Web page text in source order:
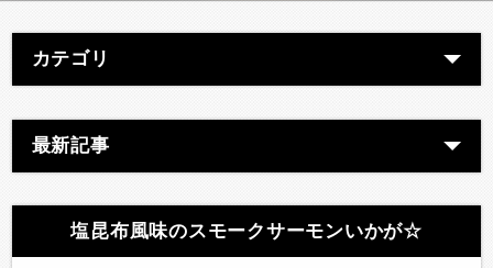
カテゴリ
最新記事
塩昆布風味のスモークサーモンいかが☆